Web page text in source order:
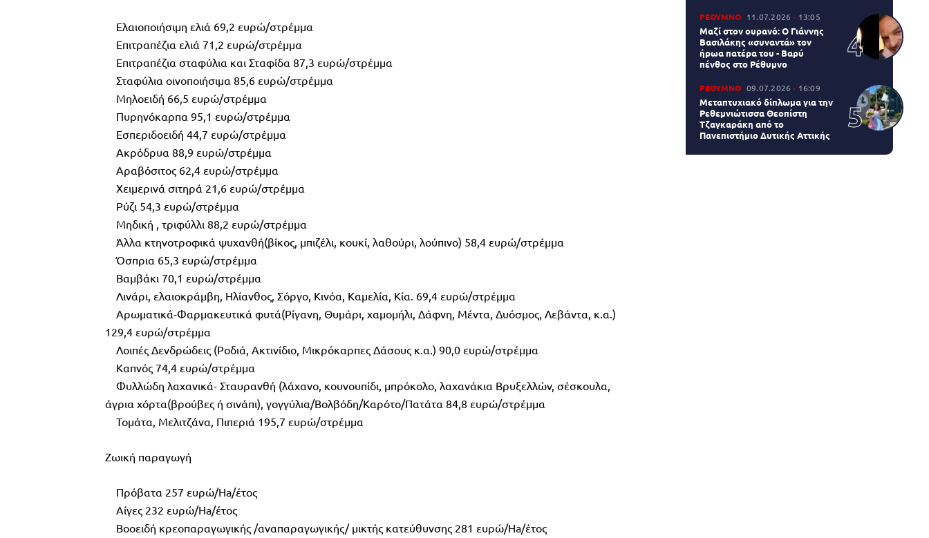
Ελαιοποιήσιμη ελιά 69,2 ευρώ/στρέμμα
Επιτραπέζια ελιά 71,2 ευρώ/στρέμμα
Επιτραπέζια σταφύλια και Σταφίδα 87,3 ευρώ/στρέμμα
Σταφύλια οινοποιήσιμα 85,6 ευρώ/στρέμμα
Μηλοειδή 66,5 ευρώ/στρέμμα
Πυρηνόκαρπα 95,1 ευρώ/στρέμμα
Εσπεριδοειδή 44,7 ευρώ/στρέμμα
Ακρόδρυα 88,9 ευρώ/στρέμμα
Αραβόσιτος 62,4 ευρώ/στρέμμα
Χειμερινά σιτηρά 21,6 ευρώ/στρέμμα
Ρύζι 54,3 ευρώ/στρέμμα
Μηδική , τριφύλλι 88,2 ευρώ/στρέμμα
Άλλα κτηνοτροφικά ψυχανθή(βίκος, μπιζέλι, κουκί, λαθούρι, λούπινο) 58,4 ευρώ/στρέμμα
Όσπρια 65,3 ευρώ/στρέμμα
Βαμβάκι 70,1 ευρώ/στρέμμα
Λινάρι, ελαιοκράμβη, Ηλίανθος, Σόργο, Κινόα, Καμελία, Κία. 69,4 ευρώ/στρέμμα
Αρωματικά-Φαρμακευτικά φυτά(Ρίγανη, Θυμάρι, χαμομήλι, Δάφνη, Μέντα, Δυόσμος, Λεβάντα, κ.α.)
129,4 ευρώ/στρέμμα
Λοιπές Δενδρώδεις (Ροδιά, Ακτινίδιο, Μικρόκαρπες Δάσους κ.α.) 90,0 ευρώ/στρέμμα
Καπνός 74,4 ευρώ/στρέμμα
Φυλλώδη λαχανικά- Σταυρανθή (λάχανο, κουνουπίδι, μπρόκολο, λαχανάκια Βρυξελλών, σέσκουλα,
άγρια χόρτα(βρούβες ή σινάπι), γογγύλια/Βολβόδη/Καρότο/Πατάτα 84,8 ευρώ/στρέμμα
Τομάτα, Μελιτζάνα, Πιπεριά 195,7 ευρώ/στρέμμα
Ζωική παραγωγή
Πρόβατα 257 ευρώ/Ha/έτος
Αίγες 232 ευρώ/Ha/έτος
Βοοειδή κρεοπαραγωγικής /αναπαραγωγικής/ μικτής κατεύθυνσης 281 ευρώ/Ha/έτος
ΡΕΘΥΜΝΟ 11.07.2026 13:05
Μαζί στον ουρανό: Ο Γιάννης
Βασιλάκης «συναντά» τον
ήρωα πατέρα του - Βαρύ
πένθος στο Ρέθυμνο
ΡΕΘΥΜΝΟ 09.07.2026 16:09
Μεταπτυχιακό δίπλωμα για την
Ρεθεμνιώτισσα Θεοπίστη
Τζαγκαράκη από το
Πανεπιστήμιο Δυτικής Αττικής